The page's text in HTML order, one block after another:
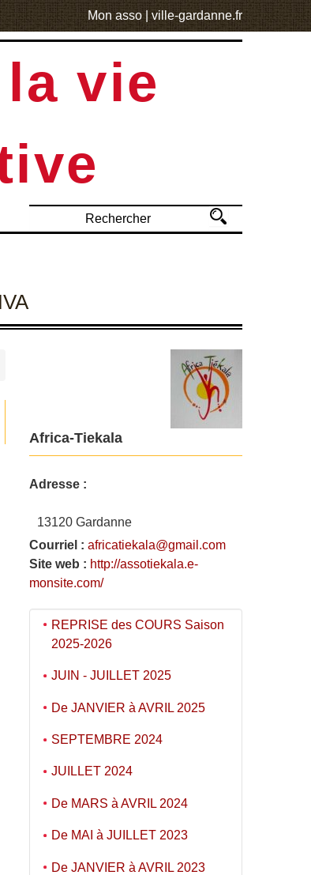
Mon asso| ville-gardanne.fr
vie
Africa-Tiekala
Adresse :
13120 Gardanne
Courriel : africatiekala@gmail.com
Site web : http://assotiekala.e-
monsite.com/
REPRISE des COURS Saison
2025-2026
JUIN - JUILLET 2025
De JANVIER à AVRIL 2025
SEPTEMBRE 2024
JUILLET 2024
De MARS à AVRIL 2024
De MAI à JUILLET 2023
De JANVIER à AVRIL 2023